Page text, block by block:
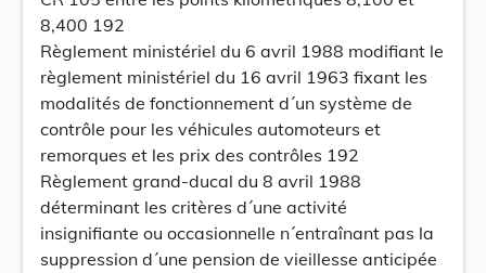
8,400 192
Règlement ministériel du 6 avril 1988 modifiant le
règlement ministériel du 16 avril 1963 fixant les
modalités de fonctionnement d´un système de
contrôle pour les véhicules automoteurs et
remorques et les prix des contrôles 192
Règlement grand-ducal du 8 avril 1988
déterminant les critères d´une activité
insignifiante ou occasionnelle n´entraînant pas la
suppression d´une pension de vieillesse anticipée